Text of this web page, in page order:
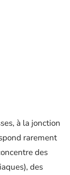
à la jonction
rarement
des
des